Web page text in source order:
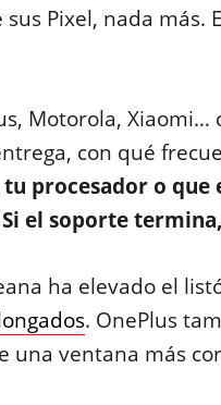
Pixel, nada
Motorola,
con qué
procesador o
el soporte
ha elevado el
. OnePlus
una ventana más